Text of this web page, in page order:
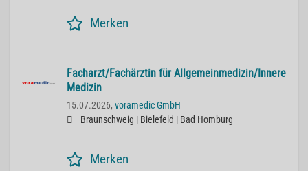
Merken
Facharzt/Fachärztin für Allgemeinmedizin/Innere
Medizin
15.07.2026, voramedic GmbH
Braunschweig | Bielefeld | Bad Homburg
Merken